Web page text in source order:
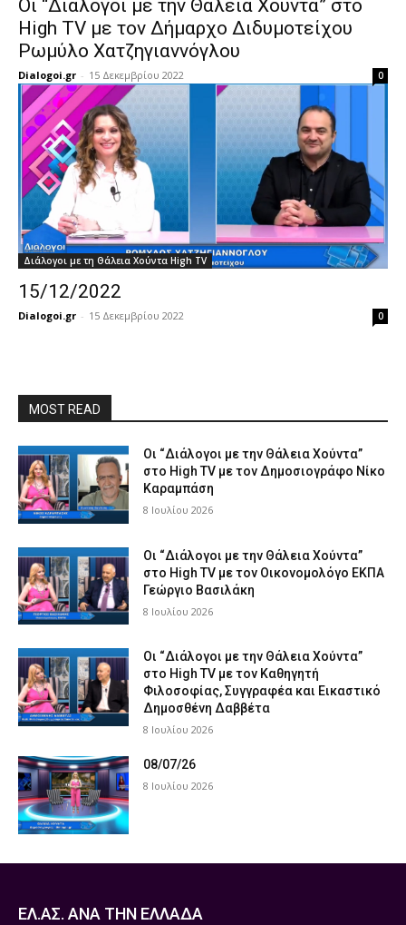
Οι “Διάλογοι με την Θάλεια Χούντα” στο
High TV με τον Δήμαρχο Διδυμοτείχου
Ρωμύλο Χατζηγιαννόγλου
Dialogoi.gr - 15 Δεκεμβρίου 2022 0
Διάλογοι με τη Θάλεια Χούντα High TV
15/12/2022
Dialogoi.gr - 15 Δεκεμβρίου 2022 0
MOST READ
Οι “Διάλογοι με την Θάλεια Χούντα”
στο High TV με τον Δημοσιογράφο Νίκο
Καραμπάση
8 Ιουλίου 2026
Οι “Διάλογοι με την Θάλεια Χούντα”
στο High TV με τον Οικονομολόγο ΕΚΠΑ
Γεώργιο Βασιλάκη
8 Ιουλίου 2026
Οι “Διάλογοι με την Θάλεια Χούντα”
στο High TV με τον Καθηγητή
Φιλοσοφίας, Συγγραφέα και Εικαστικό
Δημοσθένη Δαββέτα
8 Ιουλίου 2026
08/07/26
8 Ιουλίου 2026
ΕΛ.ΑΣ. ΑΝΑ ΤΗΝ ΕΛΛΑΔΑ